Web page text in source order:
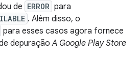
de ERROR para
. Além disso, o
para esses casos agora fornece
depuraçãoA Google Play Store